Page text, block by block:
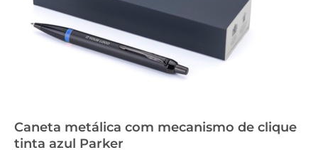
Caneta metálica com mecanismo de clique
tinta azul Parker